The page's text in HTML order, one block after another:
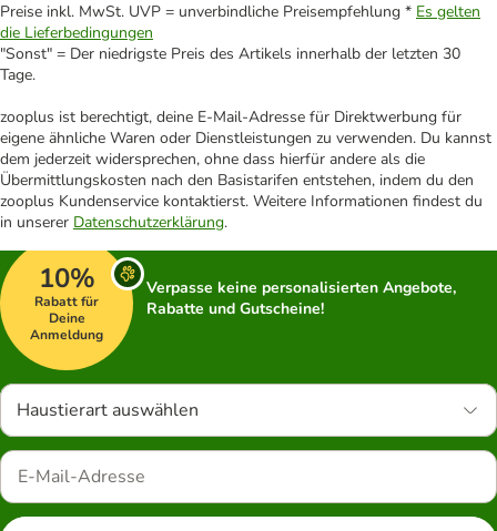
Preise inkl. MwSt. UVP = unverbindliche Preisempfehlung * Es gelten
die Lieferbedingungen
"Sonst" = Der niedrigste Preis des Artikels innerhalb der letzten 30
Tage.
zooplus ist berechtigt, deine E-Mail-Adresse für Direktwerbung für
eigene ähnliche Waren oder Dienstleistungen zu verwenden. Du kannst
dem jederzeit widersprechen, ohne dass hierfür andere als die
Übermittlungskosten nach den Basistarifen entstehen, indem du den
zooplus Kundenservice kontaktierst. Weitere Informationen findest du
in unserer Datenschutzerklärung.
10%
Rabatt für
Deine
Anmeldung
Verpasse keine personalisierten Angebote,
Rabatte und Gutscheine!
Haustierart auswählen